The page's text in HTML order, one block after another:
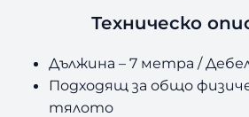
Техническо
Дължина – 7 метра /
Подходящ за общо
тялото